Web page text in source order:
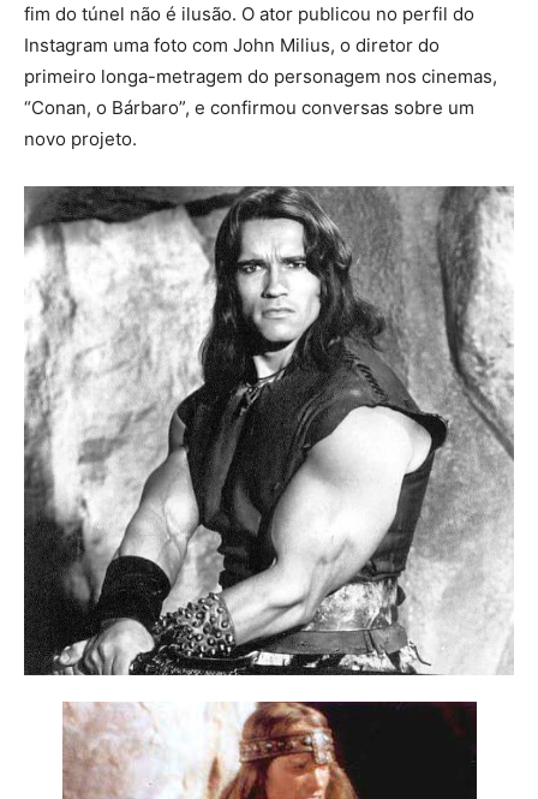
fim do túnel não é ilusão. O ator publicou no perfil do
Instagram uma foto com John Milius, o diretor do
primeiro longa-metragem do personagem nos cinemas,
“Conan, o Bárbaro”, e confirmou conversas sobre um
novo projeto.